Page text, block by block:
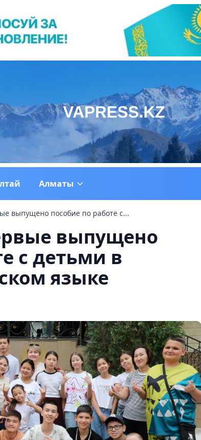
Алматы
выпущено пособие по работе с...
выпущено
с детьми в
языке